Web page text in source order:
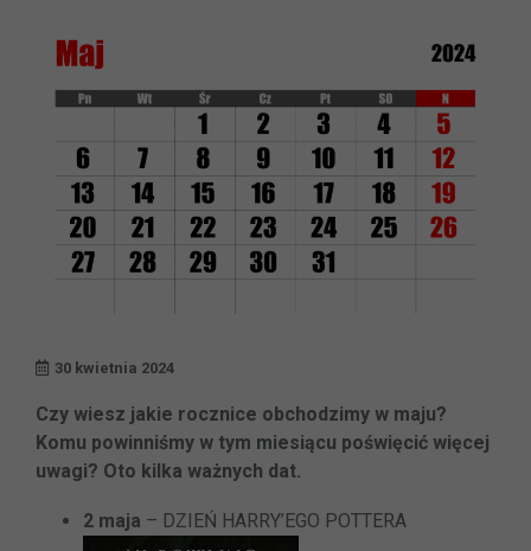
30 kwietnia 2024
Czy wiesz jakie rocznice obchodzimy w maju?
Komu powinniśmy w tym miesiącu poświęcić więcej
uwagi? Oto kilka ważnych dat.
2 maja – DZIEŃ HARRY’EGO POTTERA